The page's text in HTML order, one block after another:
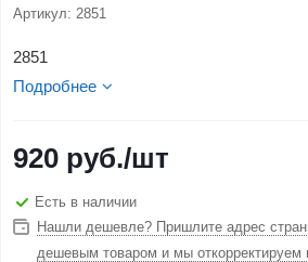
Артикул: 2851
2851
Подробнее
920 руб./шт
Есть в наличии
Нашли дешевле? Пришлите адрес
дешевым товаром и мы откорректируем